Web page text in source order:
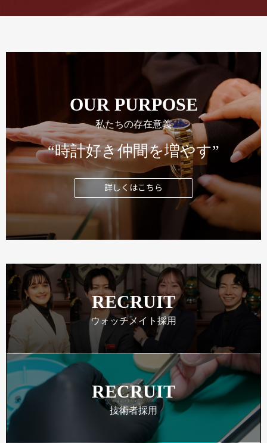
OUR PURPOSE
私たちの存在意義
“時計好き仲間を増やす”
詳しくはこちら
RECRUIT
ウォッチメイト採用
RECRUIT
技術者採用